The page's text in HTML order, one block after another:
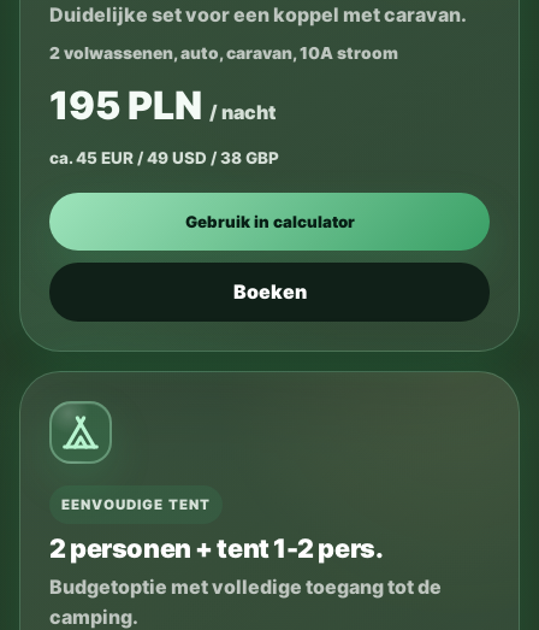
Duidelijke set voor een koppel met caravan.
2 volwassenen, auto, caravan, 10A stroom
195 PLN / nacht
ca. 45 EUR / 49 USD / 38 GBP
Gebruik in calculator
Boeken
EENVOUDIGE TENT
2 personen + tent 1-2 pers.
Budgetoptie met volledige toegang tot de
camping.